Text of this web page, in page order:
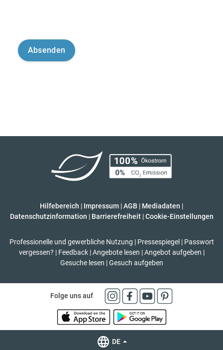
Hilfebereich | Impressum |AGB | Mediadaten |
Datenschutzinformation | Barrierefreiheit | Cookie-Einstellungen
Professionelle und gewerbliche Nutzung | Pressespiegel | Passwort
vergessen? | Feedback | Angebote lesen | Angebot aufgeben |
Gesuche lesen | Gesuch aufgeben
Folge uns auf
DE